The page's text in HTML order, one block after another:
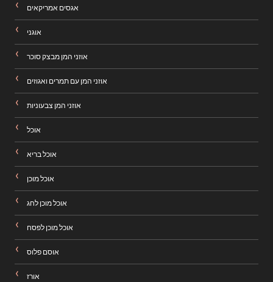
אגסים אמריקאים
אוגני
אוזני המן מבצק סוכר
אוזני המן עם תמרים ואגוזים
אוזני המן צבעוניות
אוכל
אוכל בריא
אוכל מוכן
אוכל מוכן לחג
אוכל מוכן לפסח
אוסם פלוס
אורז